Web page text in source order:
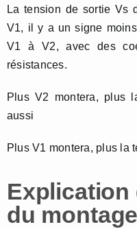
La tension de sortie Vs
V1, il y a un signe
V1 à V2, avec des
résistances.
Plus V2 montera, plus
aussi
Plus V1 montera, plus la
Explication
du